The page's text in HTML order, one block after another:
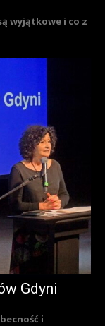
wyjątkowe i co z
Gdyni
i